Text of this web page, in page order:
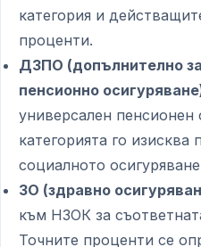
категория и
проценти.
ДЗПО (допълнително
пенсионно
универсален пенсионен
категорията го изисква
социалното
ЗО (здравно
към НЗОК за
Точните проценти се